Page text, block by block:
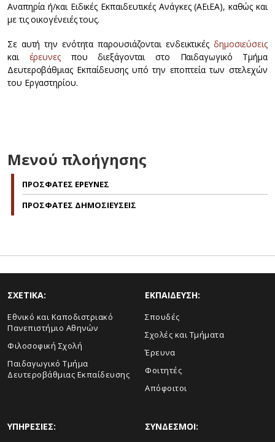
Αναπηρία ή/και Ειδικές Εκπαιδευτικές Ανάγκες (ΑΕιΕΑ), καθώς και
με τις οικογένειές τους.
Σε αυτή την ενότητα παρουσιάζονται ενδεικτικές δημοσιεύσεις
και έρευνες που διεξάγονται στο Παιδαγωγικό Τμήμα
Δευτεροβάθμιας Εκπαίδευσης υπό την εποπτεία των στελεχών
του Εργαστηρίου.
Μενού πλοήγησης
ΠΡΟΣΦΑΤΕΣ ΕΡΕΥΝΕΣ
ΠΡΟΣΦΑΤΕΣ ΔΗΜΟΣΙΕΥΣΕΙΣ
ΣΧΕΤΙΚΑ:
Εθνικό και Καποδιστριακό
Πανεπιστήμιο Αθηνών
Φιλοσοφική Σχολή
Παιδαγωγικό Τμήμα
Δευτεροβάθμιας Εκπαίδευσης
ΕΚΠΑΙΔΕΥΣΗ:
Σπουδές
Σχολές και Τμήματα
Έρευνα
Φοιτητές
Απόφοιτοι
ΥΠΗΡΕΣΙΕΣ: ΣΥΝΔΕΣΜΟΙ: